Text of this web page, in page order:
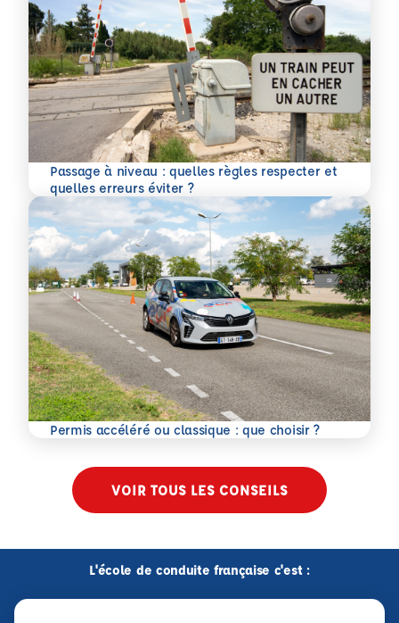
Passage à niveau : quelles règles respecter et
quelles erreurs éviter ?
En savoir plus
Permis accéléré ou classique : que choisir ?
En savoir plus
VOIR TOUS LES CONSEILS
L'école de conduite française c'est :